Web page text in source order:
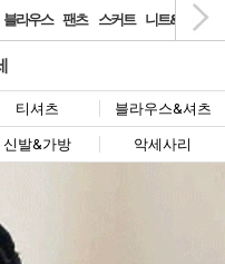
블라우스 팬츠 스커트 니트&가디건
티셔츠 블라우스&셔츠
신발&가방 악세사리